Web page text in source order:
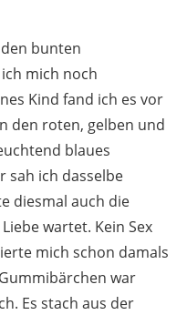
bunten
mich noch
Kind fand ich es vor
den roten, gelben und
blaues
sah ich dasselbe
diesmal auch die
wartet. Kein Sex
mich schon damals
war
Es stach aus der